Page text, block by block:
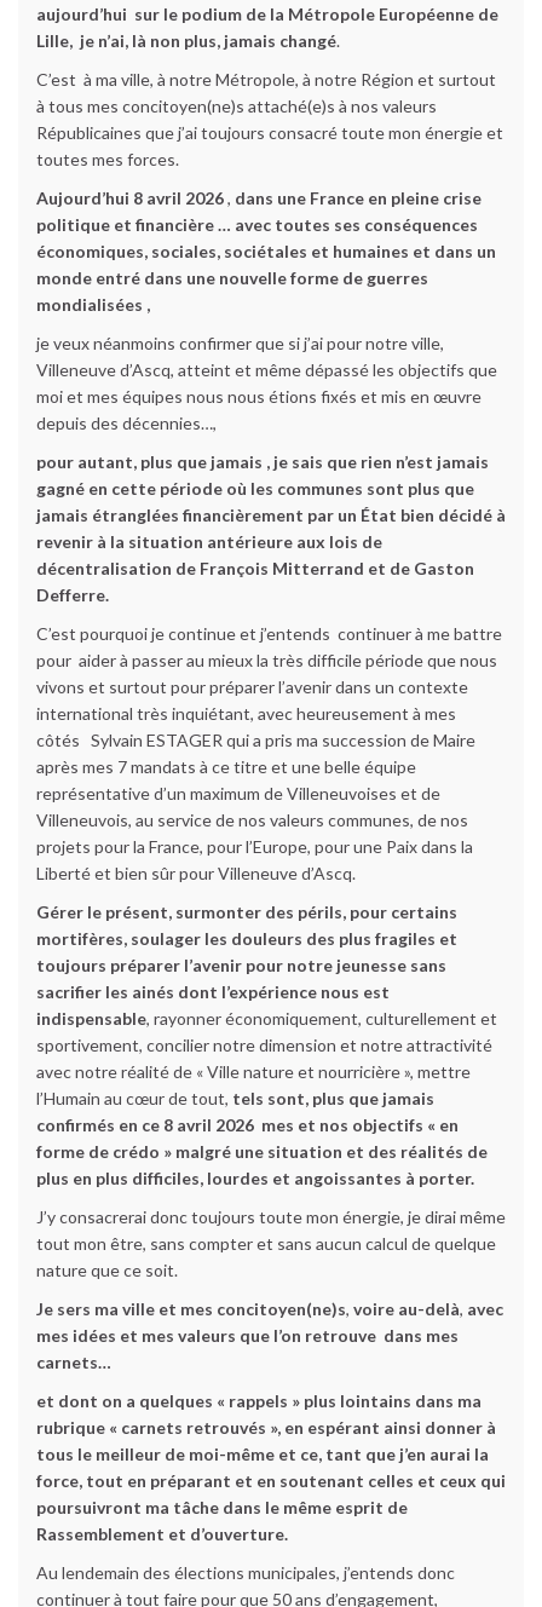
aujourd’hui sur le podium de la Métropole Européenne de
Lille, je n’ai, là non plus, jamais changé.
C’est à ma ville, à notre Métropole, à notre Région et surtout
à tous mes concitoyen(ne)s attaché(e)s à nos valeurs
Républicaines que j’ai toujours consacré toute mon énergie et
toutes mes forces.
Aujourd’hui 8 avril 2026, dans une France en pleine crise
politique et financière … avec toutes ses conséquences
économiques, sociales, sociétales et humaines et dans un
monde entré dans une nouvelle forme de guerres
mondialisées ,
je veux néanmoins confirmer que si j’ai pour notre ville,
Villeneuve d’Ascq, atteint et même dépassé les objectifs que
moi et mes équipes nous nous étions fixés et mis en œuvre
depuis des décennies…,
pour autant, plus que jamais , je sais que rien n’est jamais
gagné en cette période où les communes sont plus que
jamais étranglées financièrement par un État bien décidé à
revenir à la situation antérieure aux lois de
décentralisation de François Mitterrand et de Gaston
Defferre.
C’est pourquoi je continue et j’entends continuer à me battre
pour aider à passer au mieux la très difficile période que nous
vivons et surtout pour préparer l’avenir dans un contexte
international très inquiétant, avec heureusement à mes
côtés Sylvain ESTAGER qui a pris ma succession de Maire
après mes 7 mandats à ce titre et une belle équipe
représentative d’un maximum de Villeneuvoises et de
Villeneuvois, au service de nos valeurs communes, de nos
projets pour la France, pour l’Europe, pour une Paix dans la
Liberté et bien sûr pour Villeneuve d’Ascq.
Gérer le présent, surmonter des périls, pour certains
mortifères, soulager les douleurs des plus fragiles et
toujours préparer l’avenir pour notre jeunesse sans
sacrifier les ainés dont l’expérience nous est
indispensable, rayonner économiquement, culturellement et
sportivement, concilier notre dimension et notre attractivité
avec notre réalité de « Ville nature et nourricière », mettre
l’Humain au cœur de tout, tels sont, plus que jamais
confirmés en ce 8 avril 2026 mes et nos objectifs « en
forme de crédo » malgré une situation et des réalités de
plus en plus difficiles, lourdes et angoissantes à porter.
J’y consacrerai donc toujours toute mon énergie, je dirai même
tout mon être, sans compter et sans aucun calcul de quelque
nature que ce soit.
Je sers ma ville et mes concitoyen(ne)s, voire au-delà, avec
mes idées et mes valeurs que l’on retrouve dans mes
carnets…
et dont on a quelques « rappels » plus lointains dans ma
rubrique « carnets retrouvés », en espérant ainsi donner à
tous le meilleur de moi-même et ce, tant que j’en aurai la
force, tout en préparant et en soutenant celles et ceux qui
poursuivront ma tâche dans le même esprit de
Rassemblement et d’ouverture.
Au lendemain des élections municipales, j’entends donc
continuer à tout faire pour que 50 ans d’engagement,